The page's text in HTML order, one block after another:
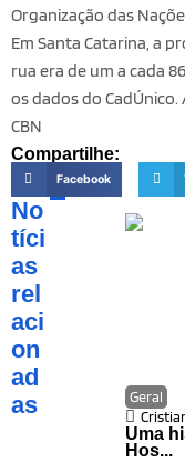
Organização das
Em Santa Catarina, a
rua era de um a cada
os dados do
CBN
Compartilhe:
Facebook
No
tíci
as
rel
aci
on
ad
as
Geral
Uma
Hos...